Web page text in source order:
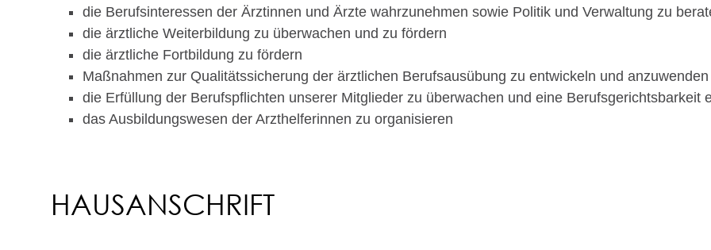
die Berufsinteressen der Ärztinnen und Ärzte wahrzunehmen sowie Politik und Verwaltung zu
die ärztliche Weiterbildung zu überwachen und zu fördern
die ärztliche Fortbildung zu fördern
Maßnahmen zur Qualitätssicherung der ärztlichen Berufsausübung zu entwickeln und anzuwenden
die Erfüllung der Berufspflichten unserer Mitglieder zu überwachen und eine Berufsgerichtsbarkeit
das Ausbildungswesen der Arzthelferinnen zu organisieren
HAUSANSCHRIFT